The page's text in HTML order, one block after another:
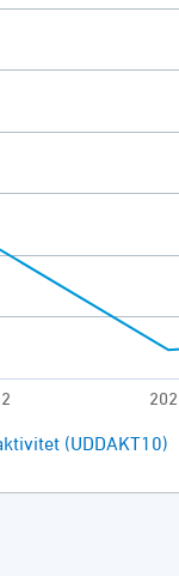
Range:
(UDDAKT10)